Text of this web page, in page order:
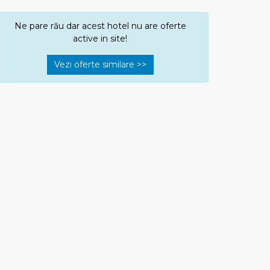
Ne pare rău dar acest hotel nu are oferte
active in site!
Vezi oferte similare >>